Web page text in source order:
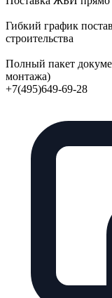
Гибкий график
строительства
Полный пакет
монтажа)
+7(495)649-69-28